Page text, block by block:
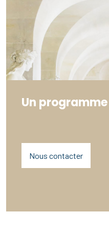
Un
Nous contacter